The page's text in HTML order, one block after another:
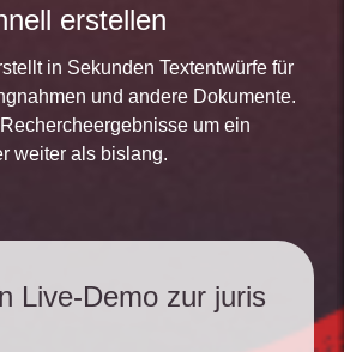
erstellen
in Sekunden Textentwürfe für
und andere Dokumente.
um ein
weiter als bislang.
Live-Demo zur juris